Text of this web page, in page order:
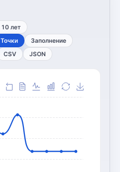
10 лет
Точки Заполнение
CSV JSON